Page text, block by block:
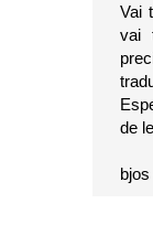
Vai
vai
de